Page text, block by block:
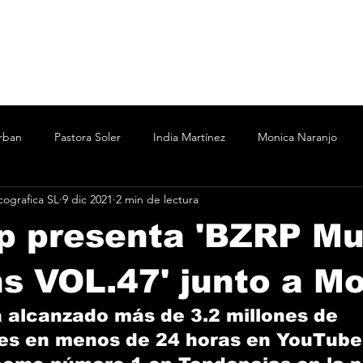
Pastora Soler India Martínez Monica Naranjo
Osborne Bizarrap Bubba J
Marina Nicki Nicole Shakira Martínez
Oddliquor Kane 935 Acru
presenta 'BZRP
VOL.47' junto a
SL 9 dic 2021 2 min de lectura
alcanzado más de 3.2 millones de
en menos de 24 horas en